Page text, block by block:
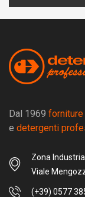
Dal 1969
e detergenti
Zona
Viale
(+39) 0577